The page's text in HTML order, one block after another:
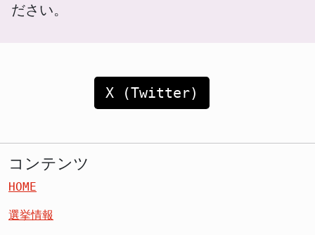
ださい。
X (Twitter)
コンテンツ
HOME
選挙情報